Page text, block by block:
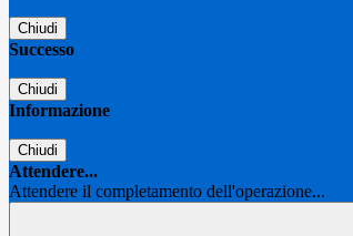
Chiudi
Successo
Chiudi
Informazione
Chiudi
Attendere...
Attendere il completamento dell'operazione...